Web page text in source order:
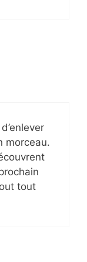
morceau.
tout